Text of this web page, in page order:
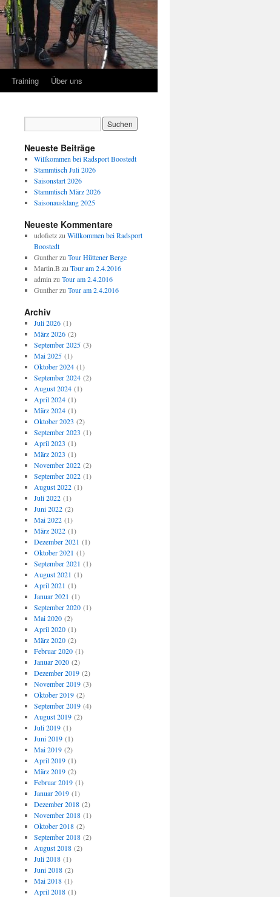
Training Über uns
Neueste Beiträge
Willkommen bei Radsport Boostedt
Stammtisch Juli 2026
Saisonstart 2026
Stammtisch März 2026
Saisonausklang 2025
Neueste Kommentare
udofietzzu Willkommen bei Radsport
Boostedt
Guntherzu Tour Hüttener Berge
Martin.B zu Tour am 2.4.2016
admin zu Tour am 2.4.2016
Guntherzu Tour am 2.4.2016
Archiv
Juli 2026(1)
März 2026(2)
September 2025(3)
Mai 2025(1)
Oktober 2024(1)
September 2024(2)
August 2024(1)
April 2024(1)
März 2024(1)
Oktober 2023 (2)
September 2023 (1)
April 2023 (1)
März 2023 (1)
November 2022(2)
September 2022(1)
August 2022(1)
Juli 2022(1)
Juni 2022(2)
Mai 2022(1)
März 2022(1)
Dezember 2021 (1)
Oktober 2021 (1)
September 2021 (1)
August 2021 (1)
April 2021 (1)
Januar 2021 (1)
September 2020(1)
Mai 2020(2)
April 2020(1)
März 2020(2)
Februar 2020(1)
Januar 2020(2)
Dezember 2019(2)
November 2019(3)
Oktober 2019(2)
September 2019(4)
August 2019(2)
Juli 2019(1)
Juni 2019(1)
Mai 2019(2)
April 2019(1)
März 2019(2)
Februar 2019(1)
Januar 2019(1)
Dezember 2018(2)
November 2018(1)
Oktober 2018(2)
September 2018(2)
August 2018(2)
Juli 2018(1)
Juni 2018(2)
Mai 2018(1)
April 2018(1)